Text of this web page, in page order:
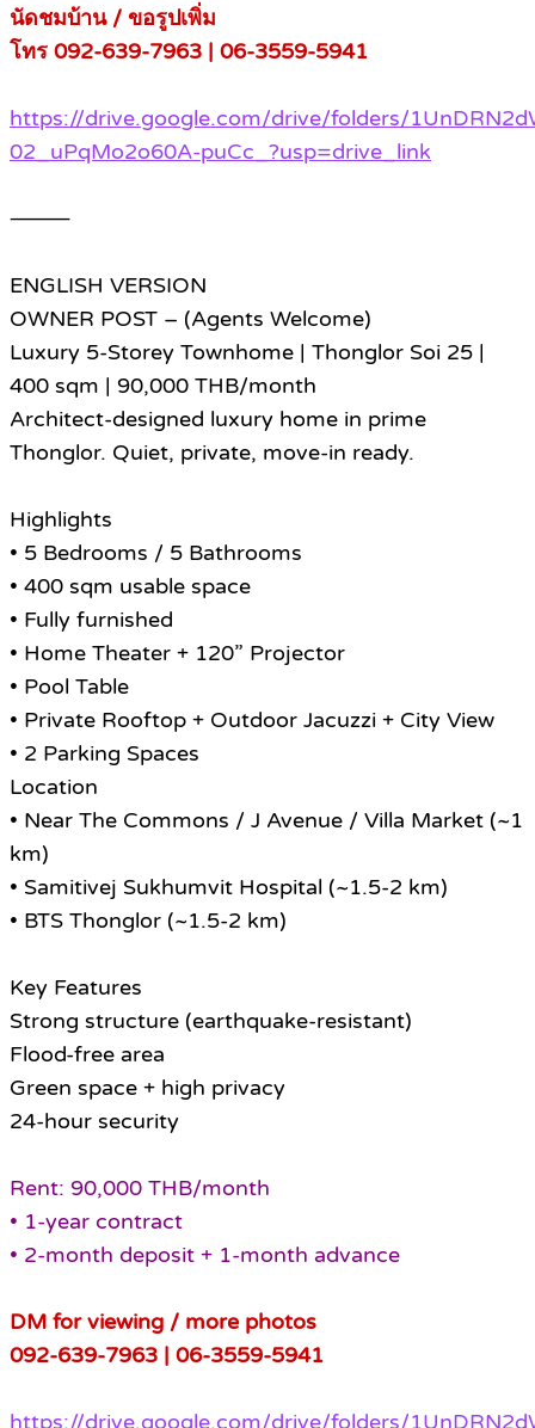
นัดชมบ้าน / ขอรูปเพิ่ม
โทร 092-639-7963 | 06-3559-5941
https://drive.google.com/drive/folders/
02_uPqMo2o60A-puCc_?usp=drive_link
⸻
ENGLISH VERSION
OWNER POST – (Agents Welcome)
Luxury 5-Storey Townhome | Thonglor Soi 25 |
400 sqm | 90,000 THB/month
Architect-designed luxury home in prime
Thonglor. Quiet, private, move-in ready.
Highlights
• 5 Bedrooms / 5 Bathrooms
• 400 sqm usable space
• Fully furnished
• Home Theater + 120” Projector
• Pool Table
• Private Rooftop + Outdoor Jacuzzi + City View
• 2 Parking Spaces
Location
• Near The Commons / J Avenue / Villa Market (~1
km)
• Samitivej Sukhumvit Hospital (~1.5-2 km)
• BTS Thonglor (~1.5-2 km)
Key Features
Strong structure (earthquake-resistant)
Flood-free area
Green space + high privacy
24-hour security
Rent: 90,000 THB/month
• 1-year contract
• 2-month deposit + 1-month advance
DM for viewing / more photos
092-639-7963 | 06-3559-5941
https://drive.google.com/drive/folders/